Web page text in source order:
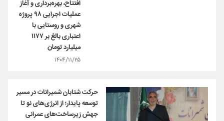
افتتاح، بهره‌برداری و آغاز
عملیات اجرایی ۹۸ پروژه
شهری و روستایی با
اعتباری بالغ بر ۱۱۷۷
میلیارد تومان
۱۴۰۴/۱۱/۲۵
حرکت شتابان شمیرانات در مسیر
توسعه پایدار؛ از انرژی‌های نو تا
جهش زیرساخت‌های عمرانی